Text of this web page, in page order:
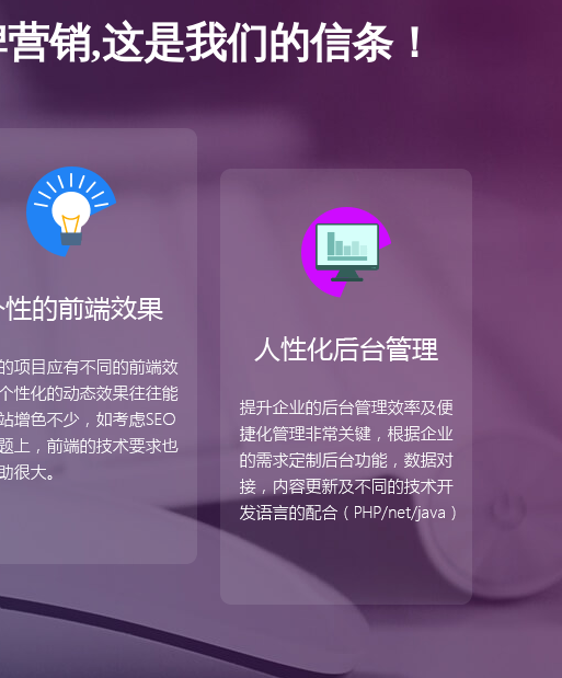
销,这是我们的信条！